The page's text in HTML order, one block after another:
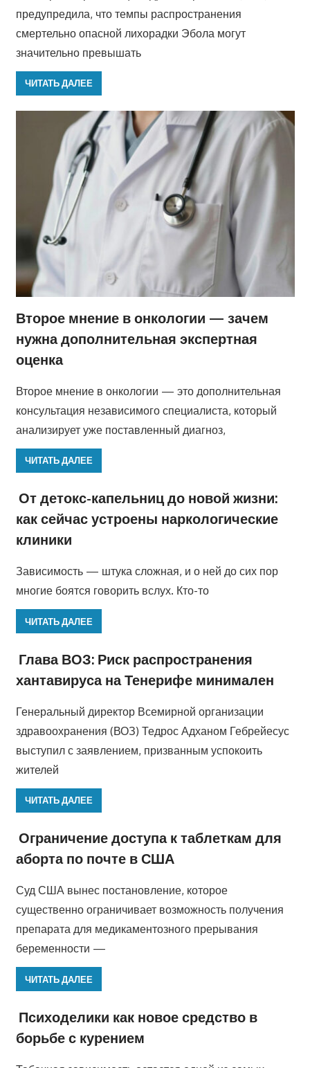
предупредила, что темпы распространения
смертельно опасной лихорадки Эбола могут
значительно превышать
ЧИТАТЬ ДАЛЕЕ
Второе мнение в онкологии — зачем
нужна дополнительная экспертная
оценка
Второе мнение в онкологии — это дополнительная
консультация независимого специалиста, который
анализирует уже поставленный диагноз,
ЧИТАТЬ ДАЛЕЕ
От детокс-капельниц до новой жизни:
как сейчас устроены наркологические
клиники
Зависимость — штука сложная, и о ней до сих пор
многие боятся говорить вслух. Кто-то
ЧИТАТЬ ДАЛЕЕ
Глава ВОЗ: Риск распространения
хантавируса на Тенерифе минимален
Генеральный директор Всемирной организации
здравоохранения (ВОЗ) Тедрос Адханом Гебрейесус
выступил с заявлением, призванным успокоить
жителей
ЧИТАТЬ ДАЛЕЕ
Ограничение доступа к таблеткам для
аборта по почте в США
Суд США вынес постановление, которое
существенно ограничивает возможность получения
препарата для медикаментозного прерывания
беременности —
ЧИТАТЬ ДАЛЕЕ
Психоделики как новое средство в
борьбе с курением